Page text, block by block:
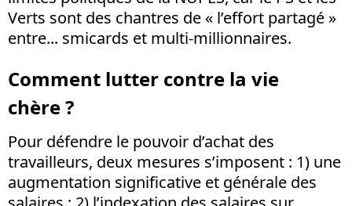
Verts sont des chantres de « l’effort partagé »
entre... smicards et multi-millionnaires.
Comment lutter contre la vie
chère ?
Pour défendre le pouvoir d’achat des
travailleurs, deux mesures s’imposent : 1) une
augmentation significative et générale des